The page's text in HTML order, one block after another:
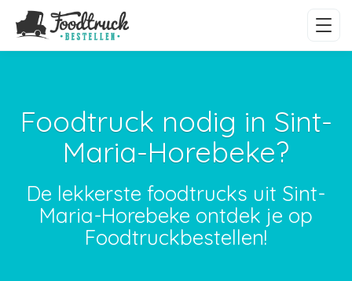
Foodtruck nodig in Sint-
Maria-Horebeke?
De lekkerste foodtrucks uit Sint-
Maria-Horebeke ontdek je op
Foodtruckbestellen!